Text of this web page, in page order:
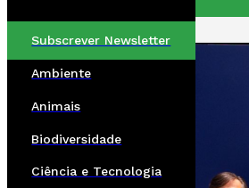
Subscrever Newsletter
Ambiente
Animais
Biodiversidade
Ciência e Tecnologia